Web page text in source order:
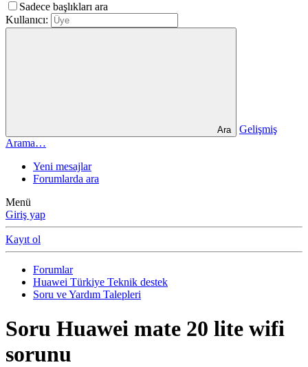
Sadece başlıkları ara
Kullanıcı:
Ara
Gelişmiş
Arama…
Yeni mesajlar
Forumlarda ara
Menü
Giriş yap
Kayıt ol
Forumlar
Huawei Türkiye Teknik destek
Soru ve Yardım Talepleri
Soru Huawei mate 20 lite wifi
sorunu